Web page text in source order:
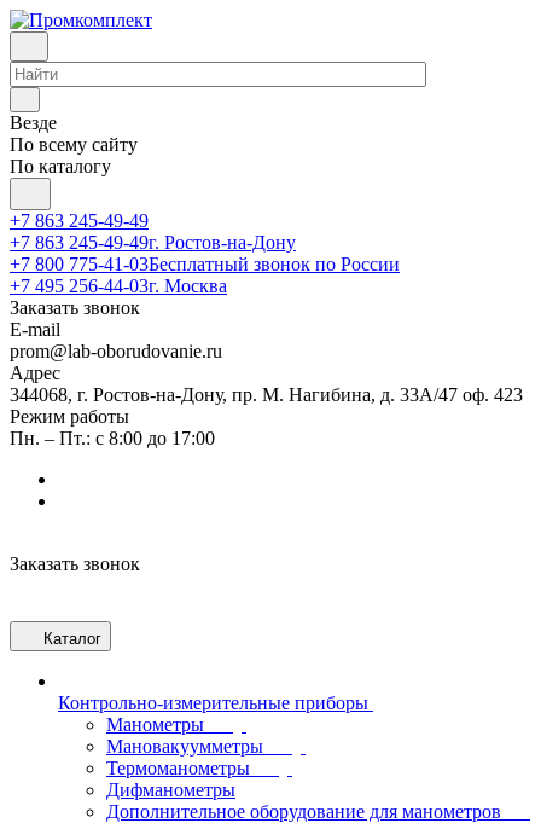
Везде
По всему сайту
По каталогу
+7 863 245-49-49
+7 863 245-49-49г. Ростов-на-Дону
+7 800 775-41-03Бесплатный звонок по России
+7 495 256-44-03г. Москва
Заказать звонок
E-mail
prom@lab-oborudovanie.ru
Адрес
344068, г. Ростов-на-Дону, пр. М. Нагибина, д. 33А/47 оф. 423
Режим работы
Пн. – Пт.: с 8:00 до 17:00
Заказать звонок
Каталог
Контрольно-измерительные приборы
Манометры
Мановакуумметры
Термоманометры
Дифманометры
Дополнительное оборудование для манометров